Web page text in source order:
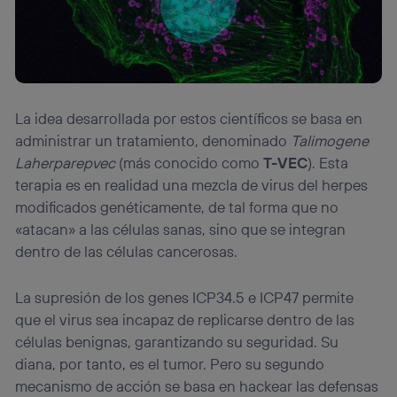
La idea desarrollada por estos científicos se basa en
administrar un tratamiento, denominado Talimogene
Laherparepvec(más conocido comoT-VEC). Esta
terapia es en realidad una mezcla de virus del herpes
modificados genéticamente, de tal forma que no
«atacan» a las células sanas, sino que se integran
dentro de las células cancerosas.
La supresión de los genes ICP34.5 e ICP47 permite
que el virus sea incapaz de replicarse dentro de las
células benignas, garantizando su seguridad. Su
diana, por tanto, es el tumor. Pero su segundo
mecanismo de acción se basa en hackear las defensas